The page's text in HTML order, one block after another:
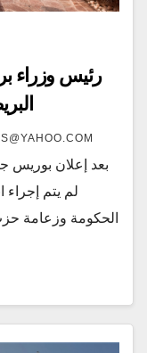
رئيس وزراء
بعد إعلان بوريس
لم يتم إجراء
الحكومة وزعامة